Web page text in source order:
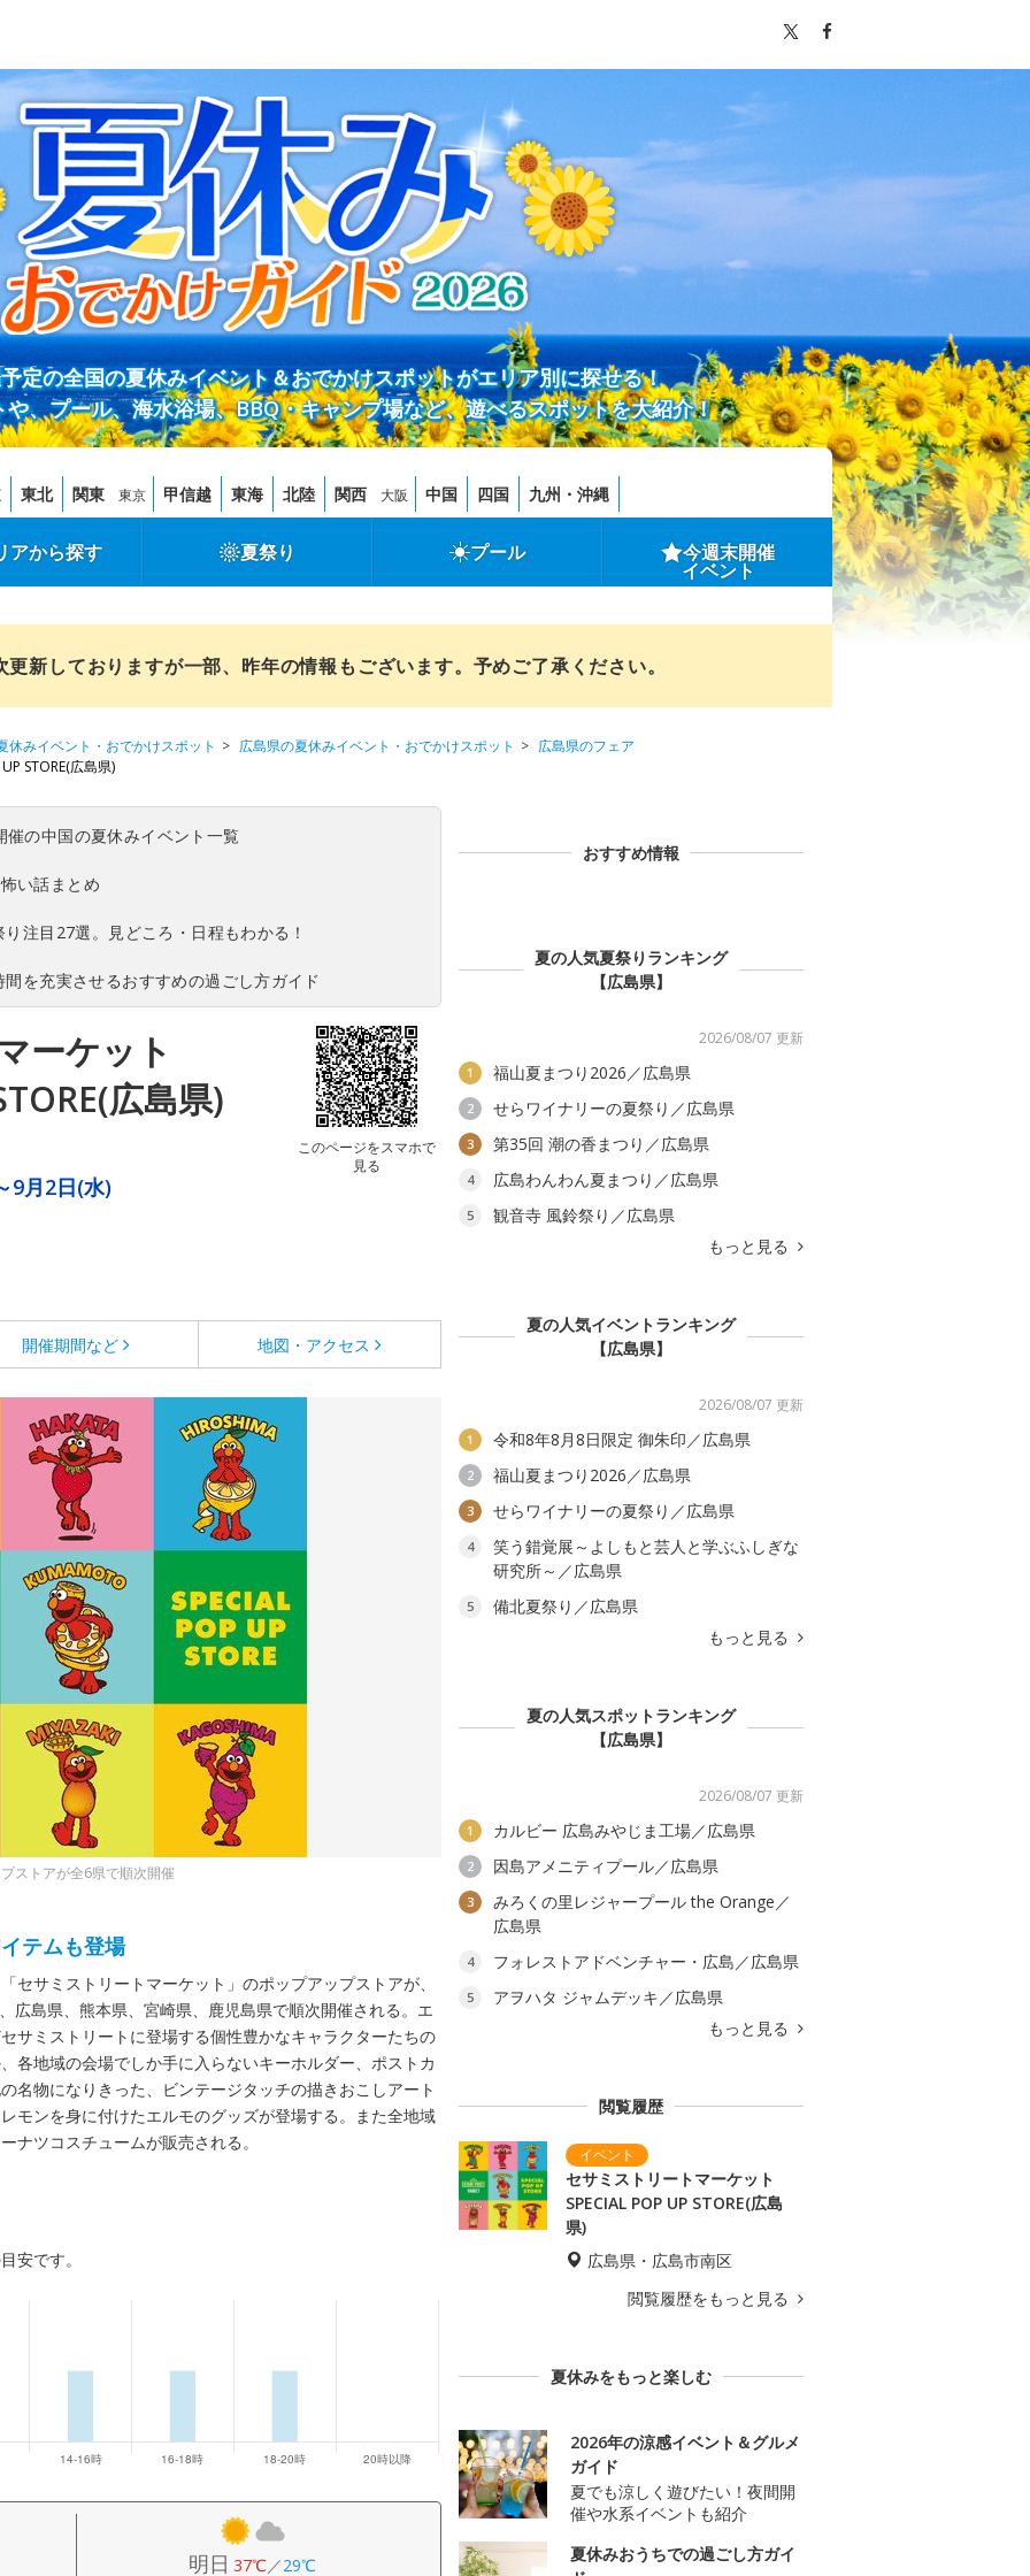
定の全国の夏休みイベント＆おでかけスポットがエリア別に探せる！
、プール、海水浴場、BBQ・キャンプ場など、遊べるスポットを大紹介！
東北 関東 東京 甲信越 東海 北陸 関西 大阪 中国 四国 九州・沖縄
アから探す 夏祭り プール 今週末開催
イベント
新しておりますが一部、昨年の情報もございます。予めご了承ください。
休みイベント・おでかけスポット 広島県の夏休みイベント・おでかけスポット
広島県のフェア
STORE(広島県)
の中国の夏休みイベント一覧
い話まとめ
注目27選。見どころ・日程もわかる！
を充実させるおすすめの過ごし方ガイド
ーケット
広島県)
このページをスマホで
見る
9月2日(水)
開催期間など 地図・アクセス
ストアが全6県で順次開催
テムも登場
セサミストリートマーケット」のポップアップストアが、
広島県、熊本県、宮崎県、鹿児島県で順次開催される。エ
サミストリートに登場する個性豊かなキャラクターたちの
各地域の会場でしか手に入らないキーホルダー、ポストカ
名物になりきった、ビンテージタッチの描きおこしアート
モンを身に付けたエルモのグッズが登場する。また全地域
ナツコスチュームが販売される。
安です。
明日 37℃／29℃
おすすめ情報
夏の人気夏祭りランキング
【広島県】
2026/08/07 更新
1 福山夏まつり2026／広島県
2 せらワイナリーの夏祭り／広島県
3 第35回 潮の香まつり／広島県
4 広島わんわん夏まつり／広島県
5
観音寺 風鈴祭り／広島県
もっと見る
夏の人気イベントランキング
【広島県】
2026/08/07 更新
1 令和8年8月8日限定 御朱印／広島県
2 福山夏まつり2026／広島県
3 せらワイナリーの夏祭り／広島県
4
笑う錯覚展～よしもと芸人と学ぶふしぎな
研究所～／広島県
5
備北夏祭り／広島県
もっと見る
夏の人気スポットランキング
【広島県】
2026/08/07 更新
1 カルビー 広島みやじま工場／広島県
2 因島アメニティプール／広島県
3
みろくの里レジャープール the Orange／
広島県
4 フォレストアドベンチャー・広島／広島県
5
アヲハタ ジャムデッキ／広島県
もっと見る
閲覧履歴
セサミストリートマーケット
SPECIAL POP UP STORE(広島
県)
広島県・広島市南区
閲覧履歴をもっと見る
夏休みをもっと楽しむ
2026年の涼感イベント＆グルメ
ガイド
夏でも涼しく遊びたい！夜間開
催や水系イベントも紹介
夏休みおうちでの過ごし方ガイ